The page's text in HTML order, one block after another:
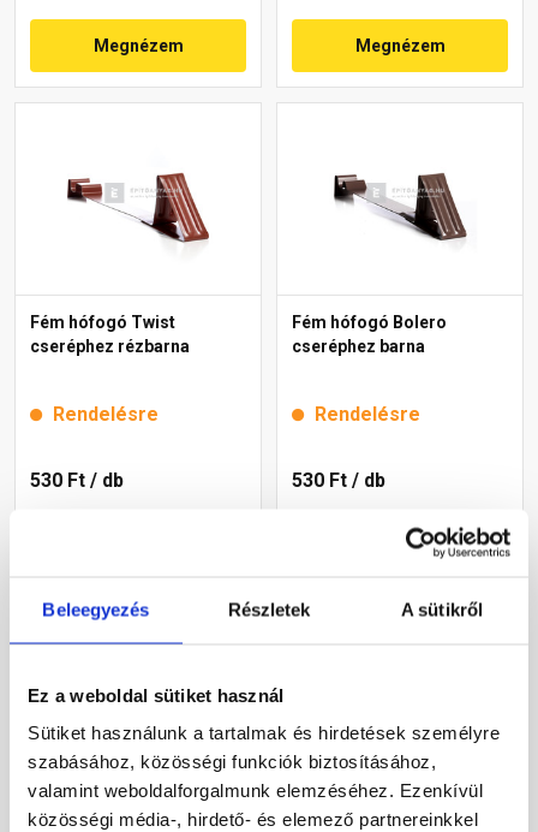
Beleegyezés Részletek A sütikről
Ez a weboldal sütiket használ
Sütiket használunk a tartalmak és hirdetések személyre
szabásához, közösségi funkciók biztosításához,
valamint weboldalforgalmunk elemzéséhez. Ezenkívül
közösségi média-, hirdető- és elemező partnereinkkel
Megnézem Megnézem
Fém hófogó Twist
cseréphez rézbarna
Rendelésre
530 Ft / db
Fém hófogó Bolero
cseréphez barna
Rendelésre
530 Ft / db
Megnézem